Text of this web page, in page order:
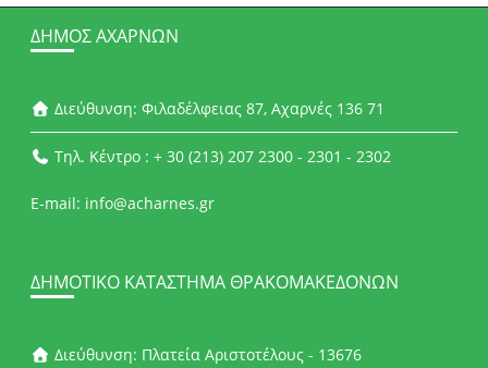
ΔΉΜΟΣ ΑΧΑΡΝΏΝ
Διεύθυνση: Φιλαδέλφειας 87, Αχαρνές 136 71
Τηλ. Κέντρο : + 30 (213) 207 2300 - 2301 - 2302
E-mail: info@acharnes.gr
ΔΗΜΟΤΙΚΌ ΚΑΤΆΣΤΗΜΑ ΘΡΑΚΟΜΑΚΕΔΌΝΩΝ
Διεύθυνση: Πλατεία Αριστοτέλους - 13676